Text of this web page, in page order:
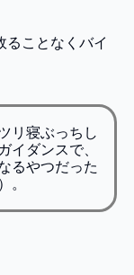
ることなくバイ
リ寝ぶっちし
イダンスで、
るやつだった
。